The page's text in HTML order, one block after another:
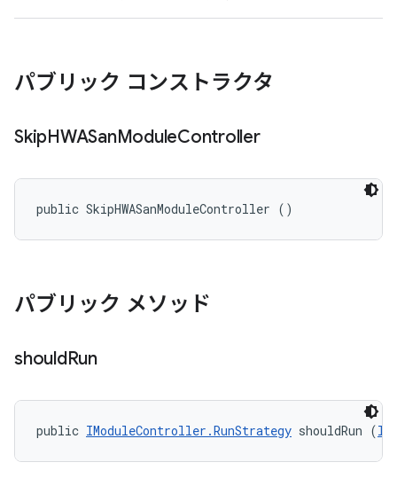
パブリック コンストラクタ
SkipHWASanModuleController
public SkipHWASanModuleController ()
パブリック メソッド
shouldRun
public IModuleController.RunStrategy shouldRun (